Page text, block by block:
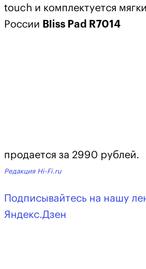
touch и комплектуется
России Bliss Pad R7014
продается за 2990 рублей.
Редакция Hi-Fi.ru
Подписывайтесь на нашу
Яндекс.Дзен